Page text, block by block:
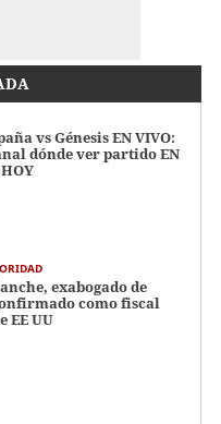
vs Génesis EN VIVO:
dónde ver partido EN
exabogado de
como fiscal
EE UU